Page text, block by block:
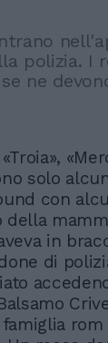
polizia. I
ne
solo
con
in
di